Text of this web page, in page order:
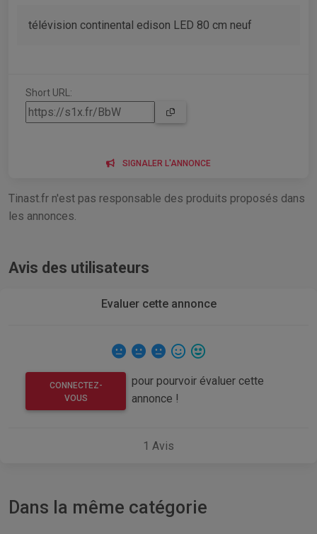
télévision continental edison LED 80 cm neuf
Short URL:
SIGNALER L'ANNONCE
Tinast.fr n'est pas responsable des produits proposés dans
les annonces.
Avis des utilisateurs
Evaluer cette annonce
CONNECTEZ-
VOUS
pour pourvoir évaluer cette
annonce !
1 Avis
Dans la même catégorie